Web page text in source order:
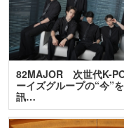
82MAJOR 次世代K-
ーイズグループの“今”を
訊…